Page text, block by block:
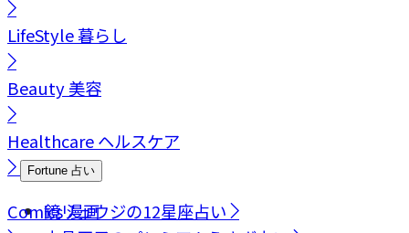
LifeStyle暮らし
Beauty美容
Healthcareヘルスケア
Fortune 占い
鏡リュウジの12星座占い
Comics漫画